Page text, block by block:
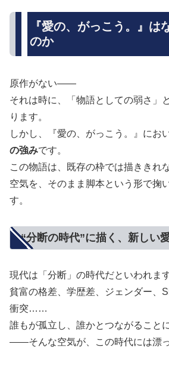
『愛の、がっこう。』は
のか
原作がない——
それは時に、「物語としての弱さ」
ります。
しかし、『愛の、がっこう。』にお
の強みです。
この物語は、既存の枠では描ききれ
空気を、そのまま脚本という形で掬
す。
“分断の時代”に描く、新しい
現代は「分断」の時代だといわれます
貧富の格差、学歴差、ジェンダー、
衝突……
誰もが孤立し、誰かとつながること
——そんな空気が、この時代には漂っ